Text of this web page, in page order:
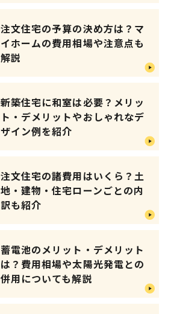
注文住宅の予算の決め方は？マ
イホームの費用相場や注意点も
解説
新築住宅に和室は必要？メリッ
ト・デメリットやおしゃれなデ
ザイン例を紹介
注文住宅の諸費用はいくら？土
地・建物・住宅ローンごとの内
訳も紹介
蓄電池のメリット・デメリット
は？費用相場や太陽光発電との
併用についても解説